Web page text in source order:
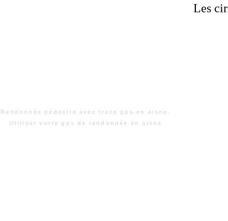
Randonnée pédestre avec trace gps en aisne.
Utiliser votre gps de randonnée en aisne
Les